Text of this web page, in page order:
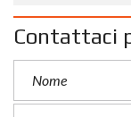
Contattaci